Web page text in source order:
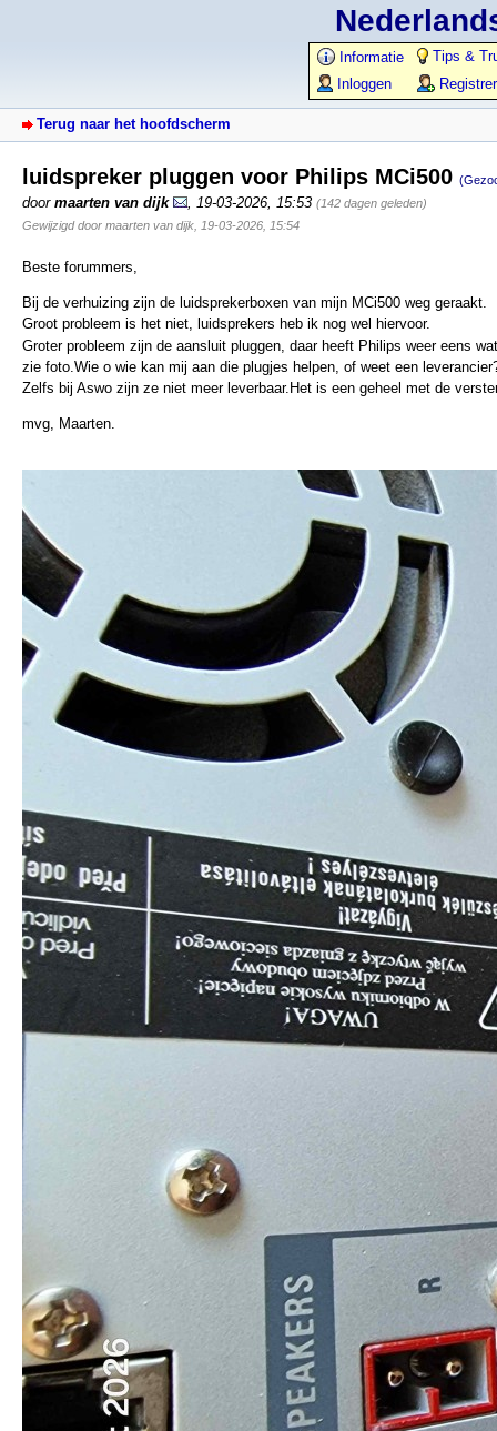
Informatie
Tips &
Inloggen
Terug naar het hoofdscherm
luidspreker pluggen voor Philips MCi500
door maarten van dijk 19-03-2026, 15:53 (142 dagen geleden)
Gewijzigd door maarten van dijk, 19-03-2026, 15:54
Beste forummers,
Bij de verhuizing zijn de luidsprekerboxen van mijn MCi500 weg geraakt.
Groot probleem is het niet, luidsprekers heb ik nog wel hiervoor.
Groter probleem zijn de aansluit pluggen, daar heeft Philips weer eens
zie foto.Wie o wie kan mij aan die plugjes helpen, of weet een
Zelfs bij Aswo zijn ze niet meer leverbaar.Het is een geheel met de
mvg, Maarten.